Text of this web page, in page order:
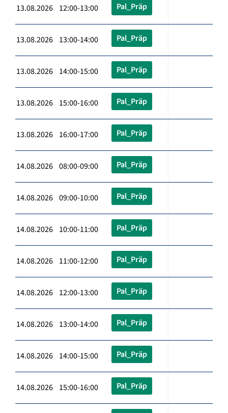
13.08.2026 12:00-13:00 Pal_Präp
13.08.2026 13:00-14:00 Pal_Präp
13.08.2026 14:00-15:00 Pal_Präp
13.08.2026 15:00-16:00 Pal_Präp
13.08.2026 16:00-17:00 Pal_Präp
14.08.2026 08:00-09:00 Pal_Präp
14.08.2026 09:00-10:00 Pal_Präp
14.08.2026 10:00-11:00 Pal_Präp
14.08.2026 11:00-12:00 Pal_Präp
14.08.2026 12:00-13:00 Pal_Präp
14.08.2026 13:00-14:00 Pal_Präp
14.08.2026 14:00-15:00 Pal_Präp
14.08.2026 15:00-16:00 Pal_Präp